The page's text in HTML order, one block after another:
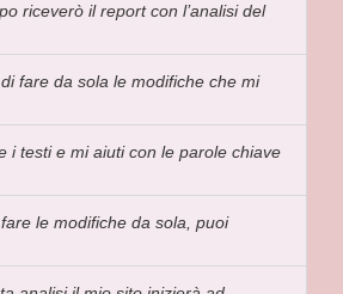
riceverò il report con l’analisi del
fare da sola le modifiche che mi
i testi e mi aiuti con le parole chiave
le modifiche da sola, puoi